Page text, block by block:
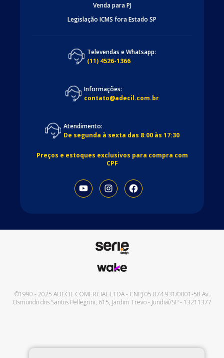
Venda para PJ
Legislação ICMS fora Estado SP
Televendas e Whatsapp:
(11) 4526-1366
Informações:
contato@adecil.com.br
Atendimento:
De segunda à sexta das 8:00 às 17:30
Preços e estoques exclusivos para compra com
CPF
©1990 - 2025 ADECIL COMERCIAL LTDA- CNPJ 05.074.931/0001-58 Av.
Osmundo dos Santos Pellegrini, 615, Jardim Trevo- Jundiaí/SP- 13211377